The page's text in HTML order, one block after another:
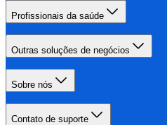
Profissionais da saúde
Outras soluções de negócios
Sobre nós
Contato de suporte